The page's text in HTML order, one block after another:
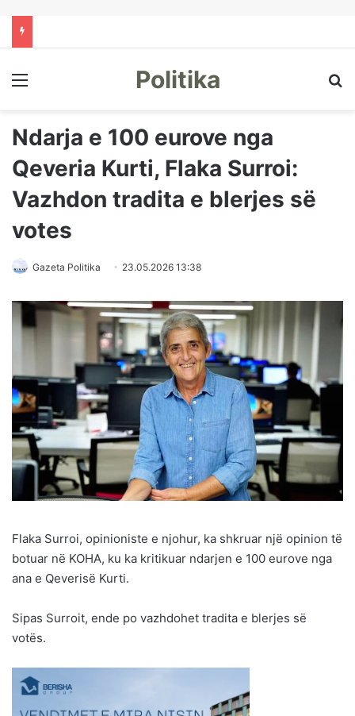
Menu Politika
Ndarja e 100 eurove nga
Qeveria Kurti, Flaka Surroi:
Vazhdon tradita e blerjes së
votes
Gazeta Politika 23.05.2026 13:38
Flaka Surroi, opinioniste e njohur, ka shkruar një opinion të
botuar në KOHA, ku ka kritikuar ndarjen e 100 eurove nga
ana e Qeverisë Kurti.
Sipas Surroit, ende po vazhdohet tradita e blerjes së
votës.